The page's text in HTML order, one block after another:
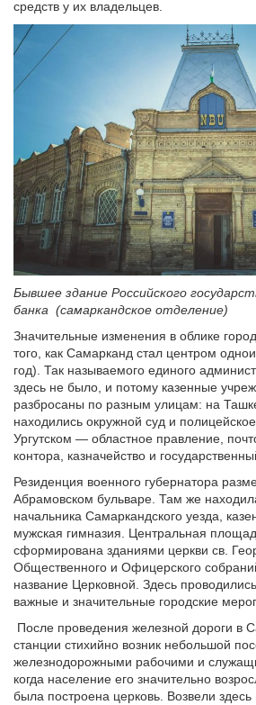
средств у их владельцев.
Бывшее здание Российского
банка (самаркандское отделение)
Значительные изменения в облике
того, как Самарканд стал центром
год). Так называемого единого
здесь не было, и потому казенные
разбросаны по разным улицам: на
находились окружной суд и
Ургутском — областное правление,
контора, казначейство и
Резиденция военного губернатора
Абрамовском бульваре. Там же
начальника Самаркандского уезда,
мужская гимназия. Центральная
сформирована зданиями церкви св.
Общественного и Офицерского
название Церковной. Здесь
важные и значительные городские
После проведения железной дороги в
станции стихийно возник небольшой
железнодорожными рабочими и
когда население его значительно
была построена церковь. Возвели здесь